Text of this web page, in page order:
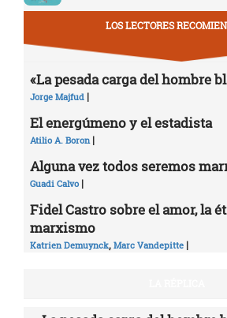
LOS LECTORES
«La pesada carga del hombre
Jorge Majfud |
El energúmeno y el estadista
Atilio A. Boron|
Alguna vez todos seremos
Guadi Calvo |
Fidel Castro sobre el amor, la
marxismo
Katrien Demuynck, Marc Vandepitte |